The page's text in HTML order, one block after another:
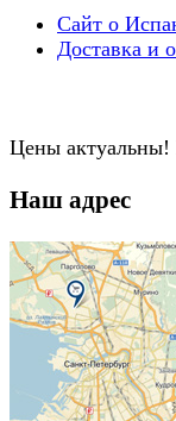
Сайт о
Доставка и
Цены
Наш адрес